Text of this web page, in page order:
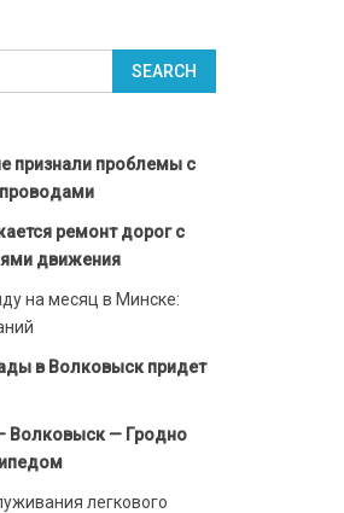
признали проблемы с
ремонт дорог с
движения
на месяц в Минске:
в Волковыск придет
Волковыск — Гродно
легкового